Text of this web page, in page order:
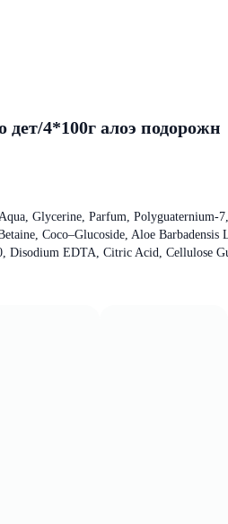
4*100г алоэ подорожн
Glycerine, Parfum, Polyguaternium-
Coco–Glucoside, Aloe Barbadensis
Disodium EDTA, Citric Acid, Cellulose